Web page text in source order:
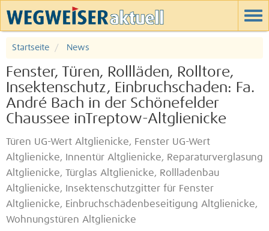
Startseite News
Fenster, Türen, Rollläden, Rolltore,
Insektenschutz, Einbruchschaden: Fa.
André Bach in der Schönefelder
Chaussee inTreptow-Altglienicke
Türen UG-Wert Altglienicke, Fenster UG-Wert
Altglienicke, Innentür Altglienicke, Reparaturverglasung
Altglienicke, Türglas Altglienicke, Rollladenbau
Altglienicke, Insektenschutzgitter für Fenster
Altglienicke, Einbruchschädenbeseitigung Altglienicke,
Wohnungstüren Altglienicke